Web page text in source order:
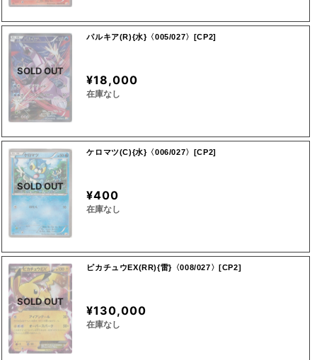
SOLD OUT
パルキア(R){水}〈005/027〉[CP2]
¥18,000
在庫なし
SOLD OUT
ケロマツ(C){水}〈006/027〉[CP2]
¥400
在庫なし
SOLD OUT
ピカチュウEX(RR){雷}〈008/027〉[CP2]
¥130,000
在庫なし